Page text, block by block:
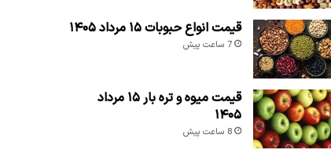
قیمت انواع حبوبات ۱۵ مرداد ۱۴۰۵
7 ساعت پیش
قیمت میوه و تره بار ۱۵ مرداد
۱۴۰۵
8 ساعت پیش